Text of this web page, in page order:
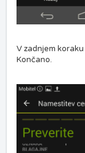
V zadnjem
Končano.